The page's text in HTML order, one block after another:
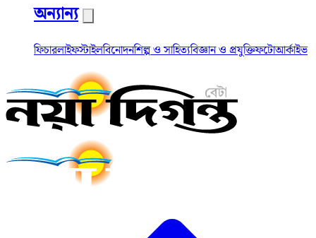
অন্যান্য
ফিচারলাইফস্টাইলবিনোদনশিল্প ও সাহিত্যবিজ্ঞান ও প্রযুক্তিফটোআর্কাইভ